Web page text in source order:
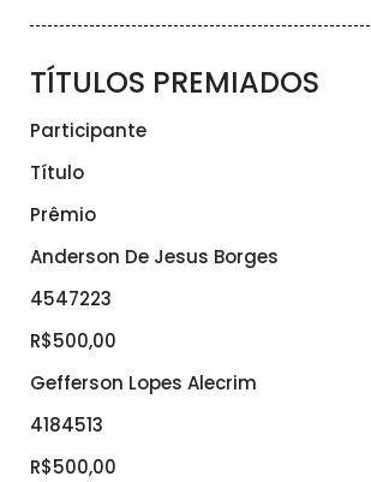
TÍTULOS PREMIADOS
Participante
Título
Prêmio
Anderson De Jesus Borges
4547223
R$500,00
Gefferson Lopes Alecrim
4184513
R$500,00